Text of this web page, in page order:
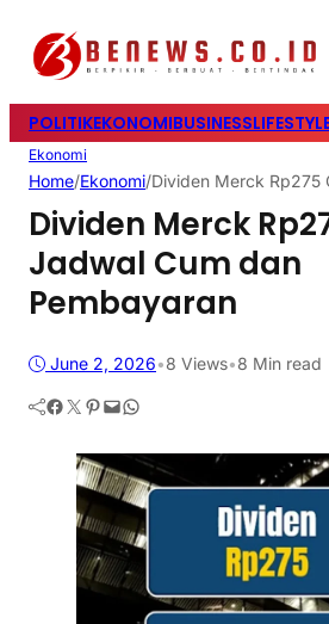
POLITIKEKONOMIBUSINESS
Ekonomi
Home/Ekonomi/Dividen Merck Rp275
Dividen Merck
Jadwal Cum dan
Pembayaran
June 2, 2026•8 Views•8 Min read
Facebook Twitter Pinterest Mail WhatsApp